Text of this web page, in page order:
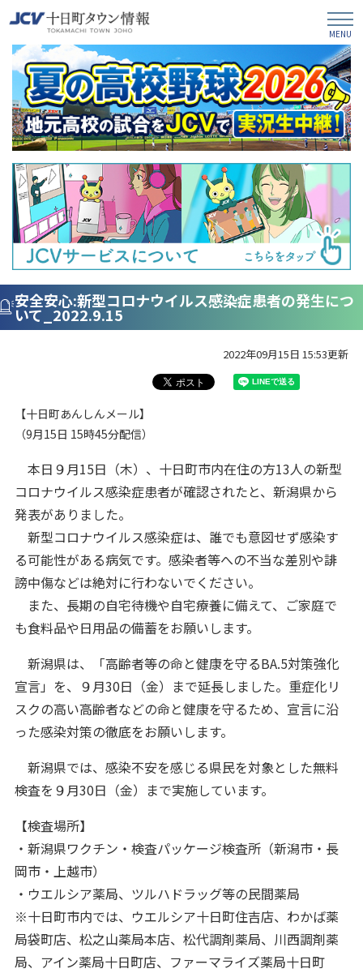
安全安心:新型コロナウイルス感染症患者の発生につ
いて_2022.9.15
2022年09月15日 15:53更新
【十日町あんしんメール】
（9月15日 15時45分配信）
本日９月15日（木）、十日町市内在住の方13人の新型
コロナウイルス感染症患者が確認されたと、新潟県から
発表がありました。
新型コロナウイルス感染症は、誰でも意図せず感染す
る可能性がある病気です。感染者等への不当な差別や誹
謗中傷などは絶対に行わないでください。
また、長期の自宅待機や自宅療養に備えて、ご家庭で
も食料品や日用品の備蓄をお願いします。
新潟県は、「高齢者等の命と健康を守るBA.5対策強化
宣言」を、９月30日（金）まで延長しました。重症化リ
スクの高い高齢者などの命と健康を守るため、宣言に沿
った感染対策の徹底をお願いします。
新潟県では、感染不安を感じる県民を対象とした無料
検査を９月30日（金）まで実施しています。
【検査場所】
・新潟県ワクチン・検査パッケージ検査所（新潟市・長
岡市・上越市）
・ウエルシア薬局、ツルハドラッグ等の民間薬局
※十日町市内では、ウエルシア十日町住吉店、わかば薬
局袋町店、松之山薬局本店、松代調剤薬局、川西調剤薬
局、アイン薬局十日町店、ファーマライズ薬局十日町